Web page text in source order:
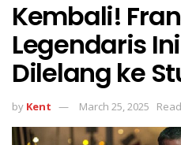
Kembali!
Legendaris
Dilelang ke
by Kent March 25, 2025